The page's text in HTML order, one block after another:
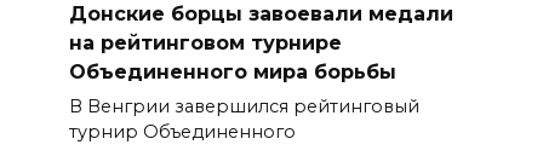
Донские борцы завоевали медали
на рейтинговом турнире
Объединенного мира борьбы
В Венгрии завершился рейтинговый
турнир Объединенного